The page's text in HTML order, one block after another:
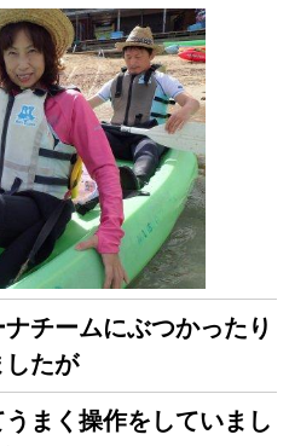
チームにぶつかったり
したが
まく操作をしていまし